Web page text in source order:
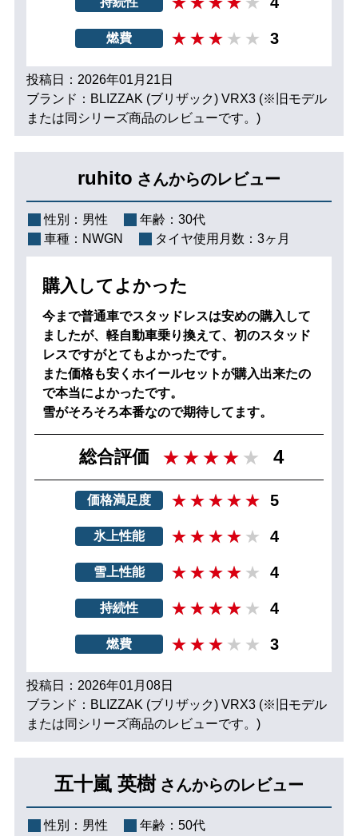
燃費 3
投稿日：2026年01月21日
ブランド：BLIZZAK (ブリザック) VRX3 (※旧モデル
または同シリーズ商品のレビューです。)
ruhito さんからのレビュー
性別： 男性 年齢： 30代
車種： NWGN タイヤ使用月数： 3ヶ月
購入してよかった
今まで普通車でスタッドレスは安めの購入して
ましたが、軽自動車乗り換えて、初のスタッド
レスですがとてもよかったです。
また価格も安くホイールセットが購入出来たの
で本当によかったです。
雪がそろそろ本番なので期待してます。
総合評価 4
価格満足度 5
氷上性能 4
雪上性能 4
持続性 4
燃費 3
投稿日：2026年01月08日
ブランド：BLIZZAK (ブリザック) VRX3 (※旧モデル
または同シリーズ商品のレビューです。)
五十嵐 英樹 さんからのレビュー
性別： 男性 年齢： 50代